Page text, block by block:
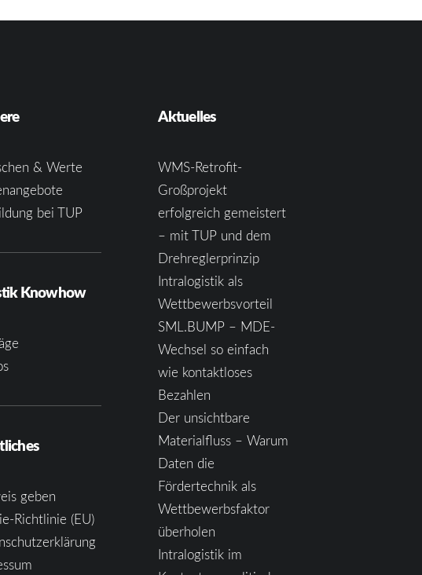
& Werte
bei TUP
Knowhow
geben
Richtlinie (EU)
Aktuelles
WMS-Retrofit-
Großprojekt
erfolgreich gemeistert
– mit TUP und dem
Drehreglerprinzip
Intralogistik als
Wettbewerbsvorteil
SML.BUMP – MDE-
Wechsel so einfach
wie kontaktloses
Bezahlen
Der unsichtbare
Materialfluss – Warum
Daten die
Fördertechnik als
Wettbewerbsfaktor
überholen
Intralogistik im